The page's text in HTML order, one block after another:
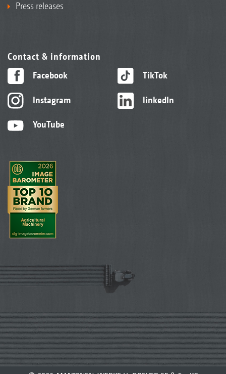
Press releases
Contact & information
Facebook
Instagram
YouTube
TikTok
linkedIn